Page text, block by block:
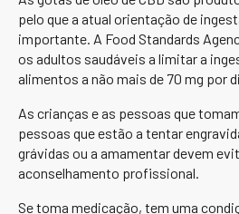
pelo que a atual orientação de
importante. A Food Standards
os adultos saudáveis a limitar a
alimentos a não mais de 70 mg por
As crianças e as pessoas que
pessoas que estão a tentar
grávidas ou a amamentar devem
aconselhamento profissional.
Se toma medicação, tem uma